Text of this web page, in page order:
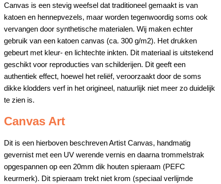
Canvas is een stevig weefsel dat traditioneel gemaakt is van
katoen en hennepvezels, maar worden tegenwoordig soms ook
vervangen door synthetische materialen. Wij maken echter
gebruik van een katoen canvas (ca. 300 g/m2). Het drukken
gebeurt met kleur- en lichtechte inkten. Dit materiaal is uitstekend
geschikt voor reproducties van schilderijen. Dit geeft een
authentiek effect, hoewel het reliëf, veroorzaakt door de soms
dikke klodders verf in het origineel, natuurlijk niet meer zo duidelijk
te zien is.
Canvas Art
Dit is een hierboven beschreven Artist Canvas, handmatig
gevernist met een UV werende vernis en daarna trommelstrak
opgespannen op een 20mm dik houten spieraam (PEFC
keurmerk). Dit spieraam trekt niet krom (speciaal verlijmde